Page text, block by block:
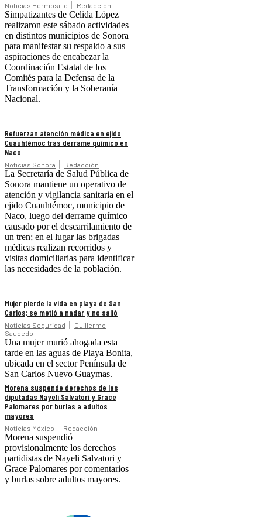
Noticias Hermosillo Redacción
Simpatizantes de Celida López
realizaron este sábado actividades
en distintos municipios de Sonora
para manifestar su respaldo a sus
aspiraciones de encabezar la
Coordinación Estatal de los
Comités para la Defensa de la
Transformación y la Soberanía
Nacional.
Refuerzan atención médica en ejido
Cuauhtémoc tras derrame químico en
Naco
Noticias Sonora Redacción
La Secretaría de Salud Pública de
Sonora mantiene un operativo de
atención y vigilancia sanitaria en el
ejido Cuauhtémoc, municipio de
Naco, luego del derrame químico
causado por el descarrilamiento de
un tren; en el lugar las brigadas
médicas realizan recorridos y
visitas domiciliarias para identificar
las necesidades de la población.
Mujer pierde la vida en playa de San
Carlos; se metió a nadar y no salió
Noticias Seguridad
Guillermo
Saucedo
Una mujer murió ahogada esta
tarde en las aguas de Playa Bonita,
ubicada en el sector Península de
San Carlos Nuevo Guaymas.
Morena suspende derechos de las
diputadas Nayeli Salvatori y Grace
Palomares por burlas a adultos
mayores
Noticias México Redacción
Morena suspendió
provisionalmente los derechos
partidistas de Nayeli Salvatori y
Grace Palomares por comentarios
y burlas sobre adultos mayores.